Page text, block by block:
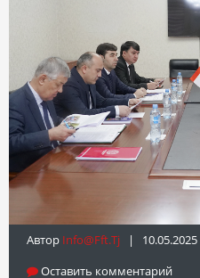
Автор Info@fft.tj | 10.05.2025
Оставить комментарий